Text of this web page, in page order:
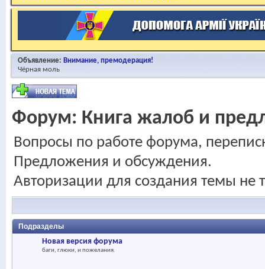
Объявление: Внимание, премодерация!
Чёрная моль
Форум: Книга жалоб и
Вопросы по работе форума,
Предложения и обсуждения.
Авторизации для создания темы не
Подразделы
Новая версия форума
баги, глюки, и пожелания.